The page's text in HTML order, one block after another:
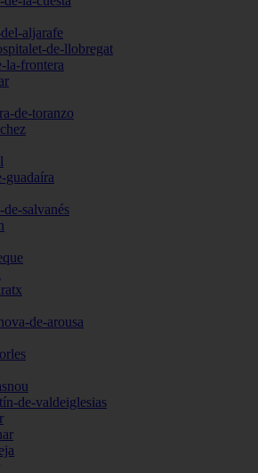
aljarafe
de-llobregat
la-frontera
de-toranzo
guadaíra
salvanés
de-arousa
de-valdeiglesias